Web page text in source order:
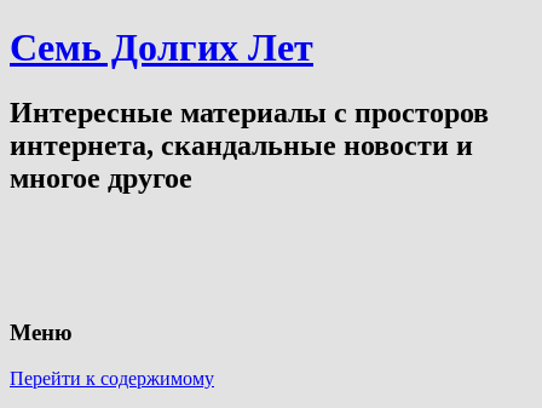
Семь Долгих Лет
Интересные материалы с просторов
интернета, скандальные новости и
многое другое
Меню
Перейти к содержимому